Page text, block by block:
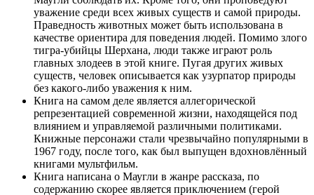
уважение среди всех живых существ и самой природы.
Праведность животных может быть использована в
качестве ориентира для поведения людей. Помимо злого
тигра-убийцы Шерхана, люди также играют роль
главных злодеев в этой книге. Пугая других живых
существ, человек описывается как узурпатор природы
без какого-либо уважения к ним.
Книга на самом деле является аллегорической
репрезентацией современной жизни, находящейся под
влиянием и управляемой различными политиками.
Книжные персонажи стали чрезвычайно популярными в
1967 году, после того, как был выпущен вдохновлённый
книгами мультфильм.
Книга написана о Маугли в жанре рассказа, по
содержанию скорее является приключением (герой